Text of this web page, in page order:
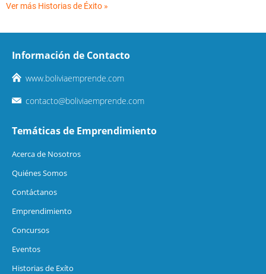
Ver más Historias de Éxito »
Información de Contacto
www.boliviaemprende.com
contacto@boliviaemprende.com
Temáticas de Emprendimiento
Acerca de Nosotros
Quiénes Somos
Contáctanos
Emprendimiento
Concursos
Eventos
Historias de Exíto